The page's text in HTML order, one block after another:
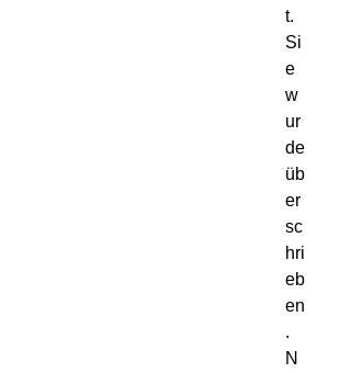
t.
Si
e
w
ur
de
üb
er
sc
hri
eb
en
.
N